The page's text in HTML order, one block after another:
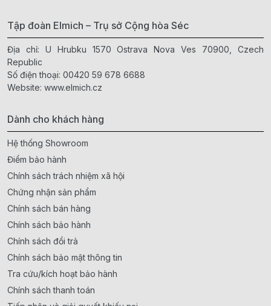
Tập đoàn Elmich – Trụ sở Cộng hòa Séc
Địa chỉ: U Hrubku 1570 Ostrava Nova Ves 70900, Czech
Republic
Số điện thoại: 00420 59 678 6688
Website: www.elmich.cz
Dành cho khách hàng
Hệ thống Showroom
Điểm bảo hành
Chính sách trách nhiệm xã hội
Chứng nhận sản phẩm
Chính sách bán hàng
Chính sách bảo hành
Chính sách đổi trả
Chính sách bảo mật thông tin
Tra cứu/kích hoạt bảo hành
Chính sách thanh toán